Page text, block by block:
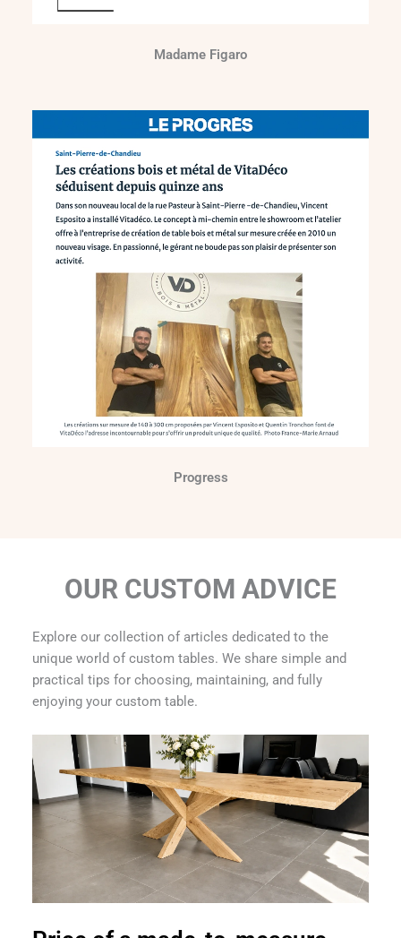
Madame Figaro
Progress
OUR CUSTOM ADVICE
Explore our collection of articles dedicated to the
unique world of custom tables. We share simple and
practical tips for choosing, maintaining, and fully
enjoying your custom table.